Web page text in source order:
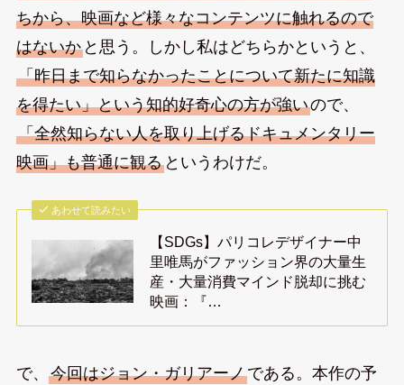
ちから、映画など様々なコンテンツに触れるので
はないかと思う。しかし私はどちらかというと、
「昨日まで知らなかったことについて新たに知識
を得たい」という知的好奇心の方が強いので、
「全然知らない人を取り上げるドキュメンタリー
映画」も普通に観るというわけだ。
あわせて読みたい
【SDGs】パリコレデザイナー中
里唯馬がファッション界の大量生
産・大量消費マインド脱却に挑む
映画：『…
で、 今回はジョン・ガリアーノである。本作の予